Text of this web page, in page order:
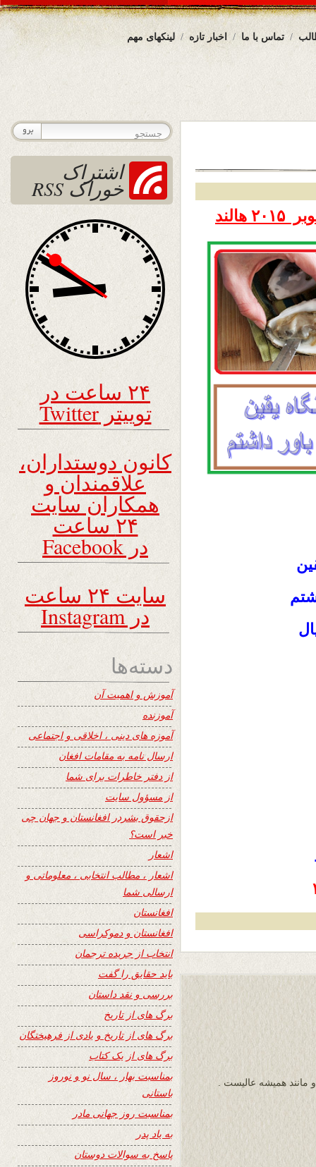
لینکهای مهم اخبار تازه تماس با ما
۲۰۱۵ هالند
مانند همیشه عالیست .
اشتراک
خوراک RSS
۲۴ ساعت در
توییتر Twitter
کانون دوستداران،
علاقمندان و
همکاران سایت
۲۴ ساعت
در Facebook
سایت ۲۴ ساعت
در Instagram
دسته‌ها
آموزش و اهمیت آن
آموزنده
آموزه های دینی ، اخلاقی و اجتماعی
ارسال نامه به مقامات افغان
از دفتر خاطرات برای شما
از مسؤول سایت
ازحقوق بشردر افغانستان و جهان چی
خبر است؟
اشعار
اشعار ، مطالب انتخابی ، معلوماتی و
ارسالی شما
افغانستان
افغانستان و دموکراسی
انتخاب از جریده ترجمان
باید حقایق را گفت
بررسی و نقد داستان
برگ های از تاریخ
برگ های از تاریخ و یادی از فرهیختگان
برگ های از یک کتاب
بمناسبت بهار ، سال نو و نوروز
باستانی
بمناسبت روز جهانی مادر
به یاد پدر
پاسخ به سوالات دوستان